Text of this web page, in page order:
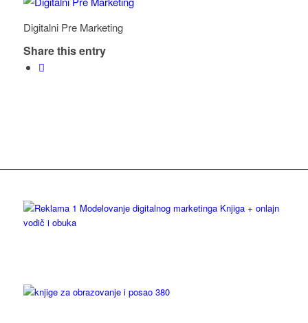
Digitalni Pre Marketing
Share this entry